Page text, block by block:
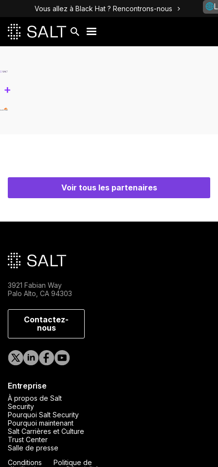
Vous allez à Black Hat ? Rencontrons-nous
+
Voir tous les partenaires
3921 Fabian Way
Palo Alto, CA 94303
Contactez-
nous
Entreprise
À propos de Salt
Security
Pourquoi Salt Security
Pourquoi maintenant
Salt Carrières et Culture
Trust Center
Salle de presse
Conditions
Politique de